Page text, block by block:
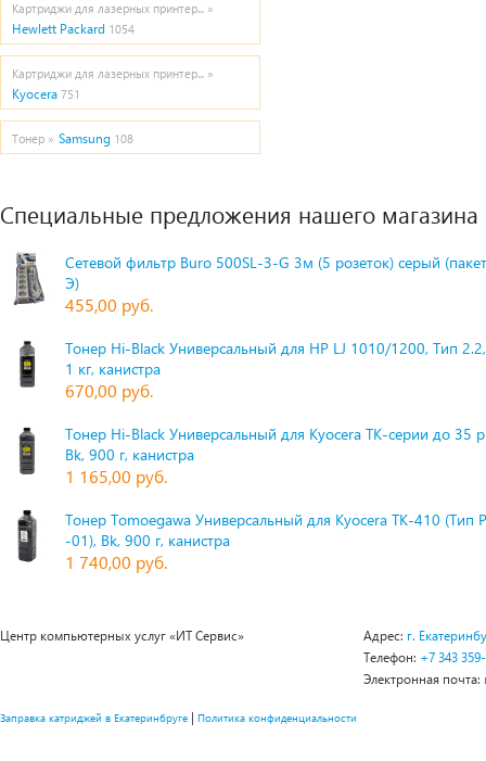
Картриджи для лазерных принтер... »
Hewlett Packard 1054
Картриджи для лазерных принтер... »
Kyocera 751
Тонер » Samsung 108
Специальные предложения нашего магазина
Сетевой фильтр Buro 500SL-3-G 3м (5 розеток) серый
Э)
455,00 руб.
Тонер Hi-Black Универсальный для HP LJ 1010/1200, Тип
1 кг, канистра
670,00 руб.
Тонер Hi-Black Универсальный для Kyocera TK-серии до 35
Bk, 900 г, канистра
1 165,00 руб.
Тонер Tomoegawa Универсальный для Kyocera TK-410 (Тип
-01), Bk, 900 г, канистра
1 740,00 руб.
Центр компьютерных услуг «ИТ Сервис» Адрес: г.
Телефон: +7 343
Электронная почта:
Заправка катриджей в Екатеринбруге | Политика конфиденциальности